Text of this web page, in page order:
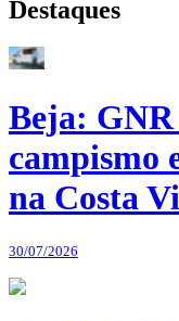
Destaques
Beja: GNR
campismo
na Costa
30/07/2026